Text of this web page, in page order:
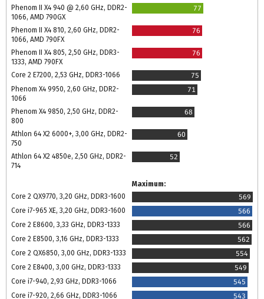
Phenom II X4 940 @ 2,60 GHz, DDR2-
1066, AMD 790GX
77
Phenom II X4 810, 2,60 GHz, DDR2-
1066, AMD 790FX
76
Phenom II X4 805, 2,50 GHz, DDR3-
1333, AMD 790FX
76
Core 2 E7200, 2,53 GHz, DDR3-1066
75
Phenom X4 9950, 2,60 GHz, DDR2-
1066
71
Phenom X4 9850, 2,50 GHz, DDR2-
800
68
Athlon 64 X2 6000+, 3,00 GHz, DDR2-
750
60
Athlon 64 X2 4850e, 2,50 GHz, DDR2-
714
52
Maximum:
Core 2 QX9770, 3,20 GHz, DDR3-1600
569
Core i7-965 XE, 3,20 GHz, DDR3-1600
566
Core 2 E8600, 3,33 GHz, DDR3-1333
566
Core 2 E8500, 3,16 GHz, DDR3-1333
562
Core 2 QX6850, 3,00 GHz, DDR3-1333
554
Core 2 E8400, 3,00 GHz, DDR3-1333
549
Core i7-940, 2,93 GHz, DDR3-1066
545
Core i7-920, 2,66 GHz, DDR3-1066
543